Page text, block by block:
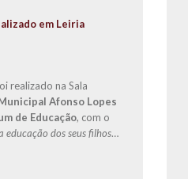
em Leiria
realizado na Sala
Afonso Lopes
de Educação, com o
educação dos seus filhos”